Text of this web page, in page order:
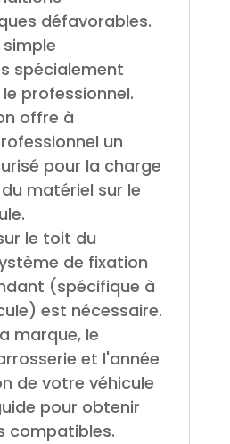
défavorables.
spécialement
professionnel.
offre à
un
pour la charge
matériel sur le
le toit du
de fixation
(spécifique à
est nécessaire.
marque, le
et l'année
de votre véhicule
pour obtenir
compatibles.